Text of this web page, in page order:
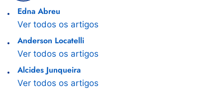
Edna Abreu
Ver todos os artigos
Anderson Locatelli
Ver todos os artigos
Alcides Junqueira
Ver todos os artigos